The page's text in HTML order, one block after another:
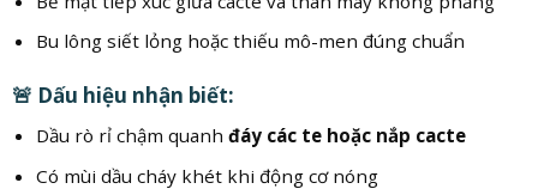
Bu lông siết lỏng hoặc thiếu mô-men đúng chuẩn
🚨 Dấu hiệu nhận biết:
Dầu rò rỉ chậm quanh đáy các te hoặc nắp cacte
Có mùi dầu cháy khét khi động cơ nóng